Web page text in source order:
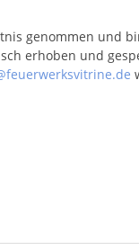
genommen und
erhoben und